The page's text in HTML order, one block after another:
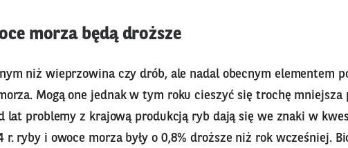
morza będą droższe
niż wieprzowina czy drób, ale nadal obecnym elementem
Mogą one jednak w tym roku cieszyć się trochę mniejsza
lat problemy z krajową produkcją ryb dają się we znaki w
r. ryby i owoce morza były o 0,8% droższe niż rok wcześniej.